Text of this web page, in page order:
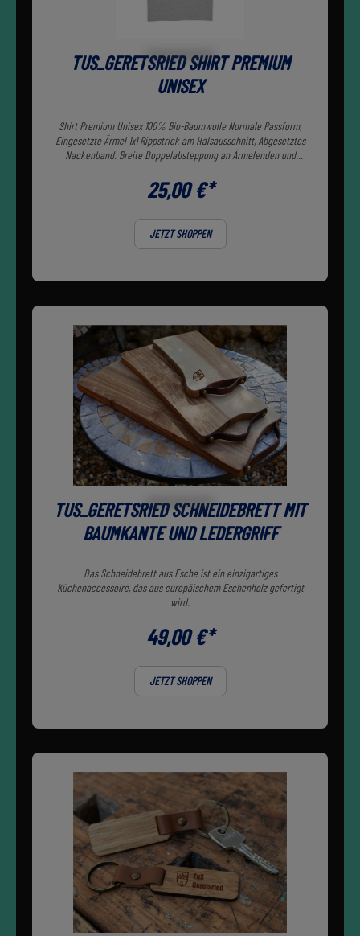
TUS_GERETSRIED SHIRT PREMIUM
UNISEX
Shirt Premium Unisex 100% Bio-Baumwolle Normale Passform,
Eingesetzte Ärmel 1x1 Rippstrick am Halsausschnitt, Abgesetztes
Nackenband. Breite Doppelabsteppung an Ärmelenden und
25,00 €*
JETZT SHOPPEN
TUS_GERETSRIED SCHNEIDEBRETT MIT
BAUMKANTE UND LEDERGRIFF
Das Schneidebrett aus Esche ist ein einzigartiges
Küchenaccessoire, das aus europäischem Eschenholz gefertigt
wird.
49,00 €*
JETZT SHOPPEN